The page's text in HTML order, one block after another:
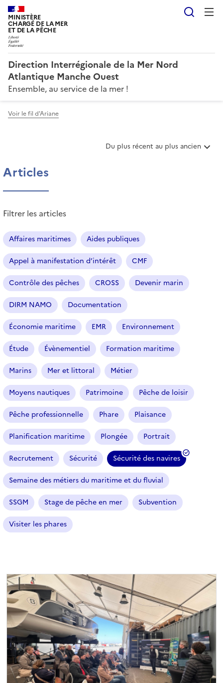
MINISTÈRE
CHARGÉ DE LA MER
ET DE LA PÊCHE
Direction Interrégionale de la Mer Nord
Atlantique Manche Ouest
Ensemble, au service de la mer !
Voir le fil d'Ariane
T
t
i
c
l
e
s
Du plus récent au plus ancien
Articles
Filtrer les articles
Affaires maritimes Aides publiques
Appel à manifestation d’intérêt CMF
Contrôle des pêches CROSS Devenir marin
DIRM NAMO Documentation
Économie maritime EMR Environnement
Étude Évènementiel Formation maritime
Marins Mer et littoral Métier
Moyens nautiques Patrimoine Pêche de loisir
Pêche professionnelle Phare Plaisance
Planification maritime Plongée Portrait
Recrutement Sécurité Sécurité des navires
(
f
i
l
t
l
c
t
i
o
n
n
é
Semaine des métiers du maritime et du fluvial
SSGM Stage de pêche en mer Subvention
Visiter les phares